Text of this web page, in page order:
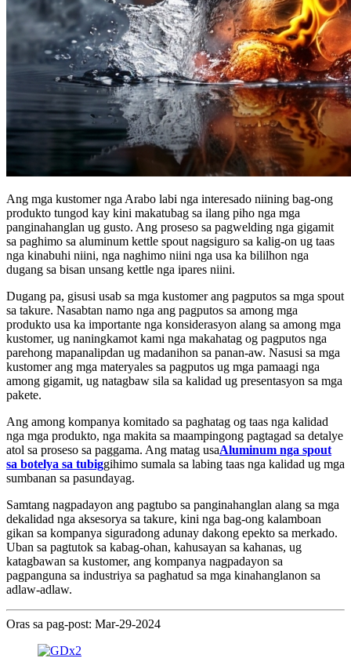
Ang mga kustomer nga Arabo labi nga interesado niining bag-ong
produkto tungod kay kini makatubag sa ilang piho nga mga
panginahanglan ug gusto. Ang proseso sa pagwelding nga gigamit
sa paghimo sa aluminum kettle spout nagsiguro sa kalig-on ug taas
nga kinabuhi niini, nga naghimo niini nga usa ka bililhon nga
dugang sa bisan unsang kettle nga ipares niini.
Dugang pa, gisusi usab sa mga kustomer ang pagputos sa mga spout
sa takure. Nasabtan namo nga ang pagputos sa among mga
produkto usa ka importante nga konsiderasyon alang sa among mga
kustomer, ug naningkamot kami nga makahatag og pagputos nga
parehong mapanalipdan ug madanihon sa panan-aw. Nasusi sa mga
kustomer ang mga materyales sa pagputos ug mga pamaagi nga
among gigamit, ug natagbaw sila sa kalidad ug presentasyon sa mga
pakete.
Ang among kompanya komitado sa paghatag og taas nga kalidad
nga mga produkto, nga makita sa maampingong pagtagad sa detalye
atol sa proseso sa paggama. Ang matag usaAluminum nga spout
sa botelya sa tubiggihimo sumala sa labing taas nga kalidad ug mga
sumbanan sa pasundayag.
Samtang nagpadayon ang pagtubo sa panginahanglan alang sa mga
dekalidad nga aksesorya sa takure, kini nga bag-ong kalamboan
gikan sa kompanya siguradong adunay dakong epekto sa merkado.
Uban sa pagtutok sa kabag-ohan, kahusayan sa kahanas, ug
katagbawan sa kustomer, ang kompanya nagpadayon sa
pagpanguna sa industriya sa paghatud sa mga kinahanglanon sa
adlaw-adlaw.
Oras sa pag-post: Mar-29-2024